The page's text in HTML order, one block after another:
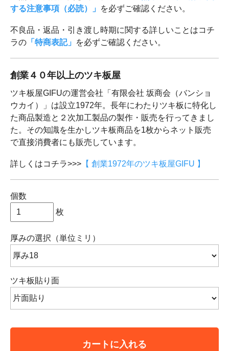
する注意事項（必読）」 を必ずご確認ください。
不良品・返品・引き渡し時期に関する詳しいことはコチ
ラの 「特商表記」 を必ずご確認ください。
創業４０年以上のツキ板屋
ツキ板屋GIFUの運営会社「有限会社 坂商会（バンショ
ウカイ）」は設立1972年。長年にわたりツキ板に特化し
た商品製造と２次加工製品の製作・販売を行ってきまし
た。その知識を生かしツキ板商品を1枚からネット販売
で直接消費者にも販売しています。
詳しくはコチラ>>> 【 創業1972年のツキ板屋GIFU 】
個数
枚
厚みの選択（単位ミリ）
ツキ板貼り面
カートに入れる